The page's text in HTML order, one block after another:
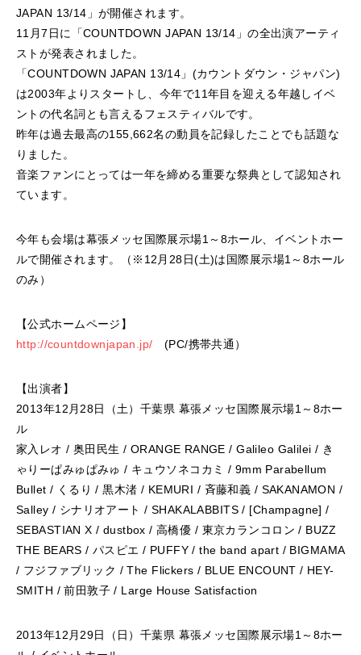
JAPAN 13/14」が開催されます。
11月7日に「COUNTDOWN JAPAN 13/14」の全出演アーティ
ストが発表されました。
「COUNTDOWN JAPAN 13/14」(カウントダウン・ジャパン)
は2003年よりスタートし、今年で11年目を迎える年越しイベ
ントの代名詞とも言えるフェスティバルです。
昨年は過去最高の155,662名の動員を記録したことでも話題な
りました。
音楽ファンにとっては一年を締める重要な祭典として認知され
ています。
今年も会場は幕張メッセ国際展示場1～8ホール、イベントホー
ルで開催されます。（※12月28日(土)は国際展示場1～8ホール
のみ）
【公式ホームページ】
http://countdownjapan.jp/ (PC/携帯共通）
【出演者】
2013年12月28日（土）千葉県 幕張メッセ国際展示場1～8ホー
ル
家入レオ / 奥田民生 / ORANGE RANGE / Galileo Galilei / き
ゃりーぱみゅぱみゅ / キュウソネコカミ / 9mm Parabellum
Bullet / くるり / 黒木渚 / KEMURI / 斉藤和義 / SAKANAMON /
Salley / シナリオアート / SHAKALABBITS / [Champagne] /
SEBASTIAN X / dustbox / 高橋優 / 東京カランコロン / BUZZ
THE BEARS / パスピエ / PUFFY / the band apart / BIGMAMA
/ フジファブリック / The Flickers / BLUE ENCOUNT / HEY-
SMITH / 前田敦子 / Large House Satisfaction
2013年12月29日（日）千葉県 幕張メッセ国際展示場1～8ホー